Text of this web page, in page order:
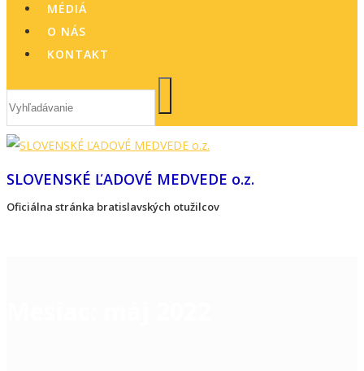
MÉDIÁ
O NÁS
KONTAKT
SLOVENSKÉ ĽADOVÉ MEDVEDE o.z.
Oficiálna stránka bratislavských otužilcov